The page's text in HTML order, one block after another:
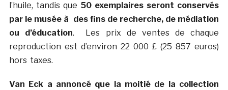
l’huile, tandis que 50 exemplaires seront conservés
par le musée à des fins de recherche, de médiation
ou d’éducation. Les prix de ventes de chaque
reproduction est d’environ 22 000 £ (25 857 euros)
hors taxes.
Van Eck a annoncé que la moitié de la collection